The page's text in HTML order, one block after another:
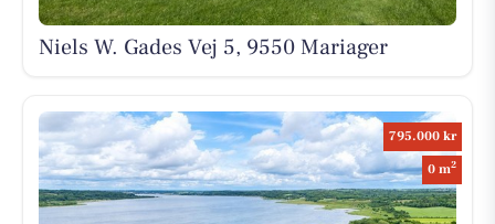
Niels W. Gades Vej 5, 9550 Mariager
795.000 kr
0 m2